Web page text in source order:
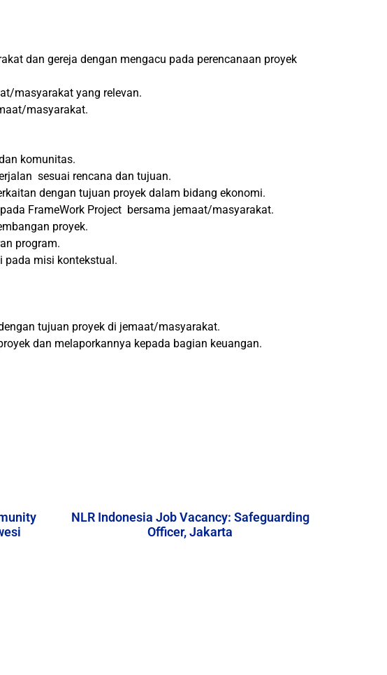
dan gereja dengan mengacu pada perencanaan proyek
masyarakat yang relevan.
masyarakat.
komunitas.
sesuai rencana dan tujuan.
dengan tujuan proyek dalam bidang ekonomi.
FrameWork Project bersama jemaat/masyarakat.
proyek.
program.
pada misi kontekstual.
tujuan proyek di jemaat/masyarakat.
dan melaporkannya kepada bagian keuangan.
NLR Indonesia Job Vacancy: Safeguarding
Officer, Jakarta